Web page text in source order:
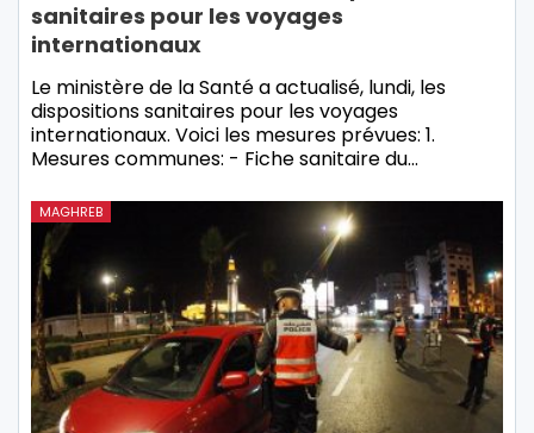
sanitaires pour les voyages
internationaux
Le ministère de la Santé a actualisé, lundi, les
dispositions sanitaires pour les voyages
internationaux. Voici les mesures prévues: 1.
Mesures communes: - Fiche sanitaire du…
MAGHREB